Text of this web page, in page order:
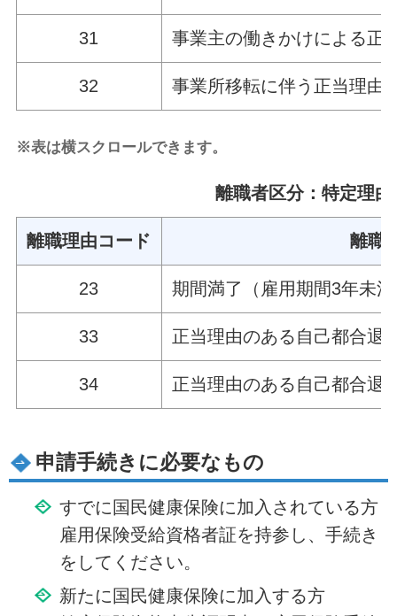
31 事業主の働きかけによる正
32 事業所移転に伴う正当理由
※表は横スクロールできます。
離職者区分：特定理
離職理由コード 離職
23 期間満了（雇用期間3年未
33 正当理由のある自己都合退
34 正当理由のある自己都合退
申請手続きに必要なもの
すでに国民健康保険に加入されている方
雇用保険受給資格者証を持参し、手続き
をしてください。
新たに国民健康保険に加入する方